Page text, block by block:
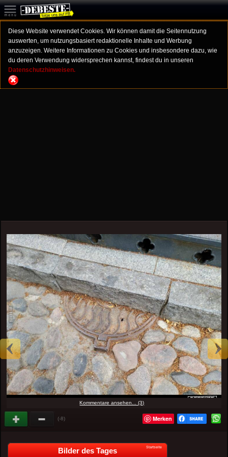
Diese Website verwendet Cookies. Wir können damit die Seitennutzung
auswerten, um nutzungsbasiert redaktionelle Inhalte und Werbung
anzuzeigen. Weitere Informationen zu Cookies und insbesondere dazu, wie
du deren Verwendung widersprechen kannst, findest du in unseren
Datenschutzhinweisen.
Kommentare ansehen... (3)
(-8) Merken
Bilder des Tages Startseite